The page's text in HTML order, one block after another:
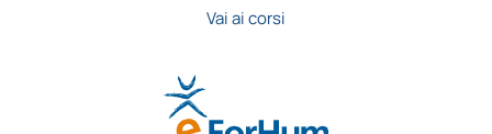
Vai ai corsi